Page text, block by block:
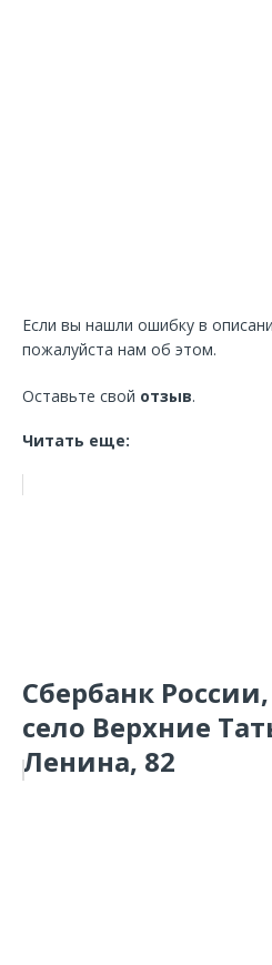
Если вы нашли ошибку в
пожалуйста нам об этом.
Оставьте свой отзыв.
Читать еще:
Сбербанк
село Верхние
Ленина, 82